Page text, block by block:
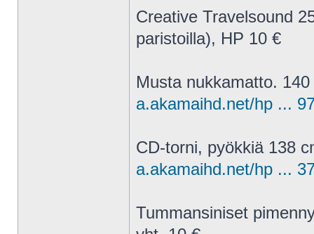
Creative Travelsound
paristoilla), HP 10 €
Musta nukkamatto.
a.akamaihd.net/hp ...
CD-torni, pyökkiä 138
a.akamaihd.net/hp ...
Tummansiniset